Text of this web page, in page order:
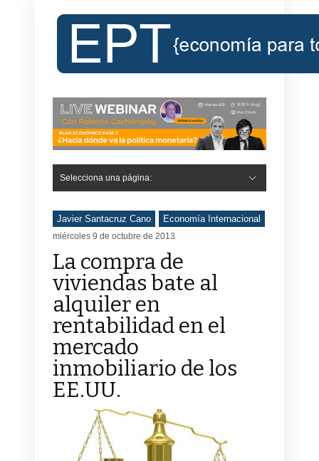
Selecciona una página:
Javier Santacruz Cano Economía Internacional
miércoles 9 de octubre de 2013
La compra de
viviendas bate al
alquiler en
rentabilidad en el
mercado
inmobiliario de los
EE.UU.